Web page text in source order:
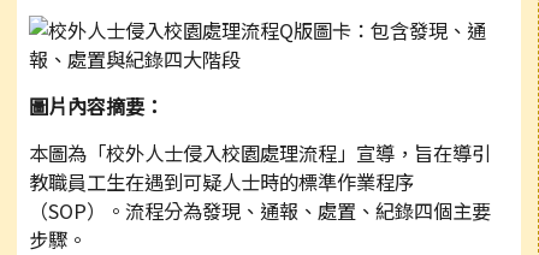
圖片內容摘要：
本圖為「校外人士侵入校園處理流程」宣導，旨在導引
教職員工生在遇到可疑人士時的標準作業程序
（SOP）。流程分為發現、通報、處置、紀錄四個主要
步驟。